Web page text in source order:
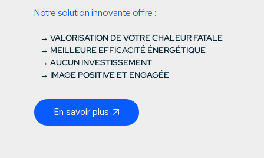
Notre solution innovante offre :
→ VALORISATION DE VOTRE CHALEUR FATALE
→ MEILLEURE EFFICACITÉ ÉNERGÉTIQUE
→ AUCUN INVESTISSEMENT
→ IMAGE POSITIVE ET ENGAGÉE
En savoir plus